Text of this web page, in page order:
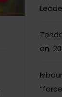
en